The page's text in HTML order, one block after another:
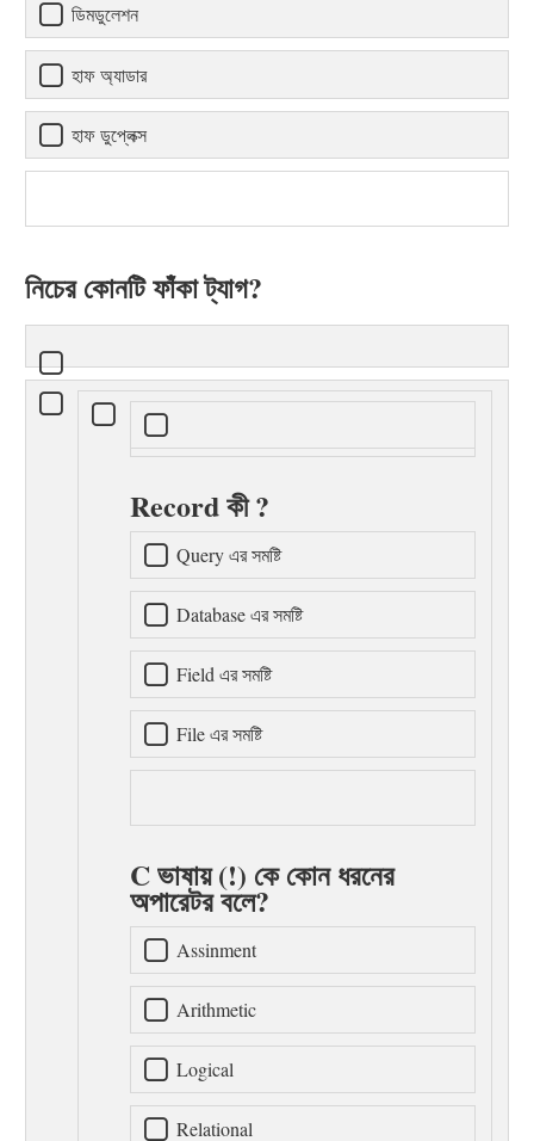
ডিমডুলেশন
হাফ অ্যাডার
হাফ ডুপ্লেক্স
নিচের কোনটি ফাঁকা ট্যাগ?
Record কী ?
Query এর সমষ্টি
Database এর সমষ্টি
Field এর সমষ্টি
File এর সমষ্টি
C ভাষায় (!) কে কোন ধরনের
অপারেটর বলে?
Assinment
Arithmetic
Logical
Relational